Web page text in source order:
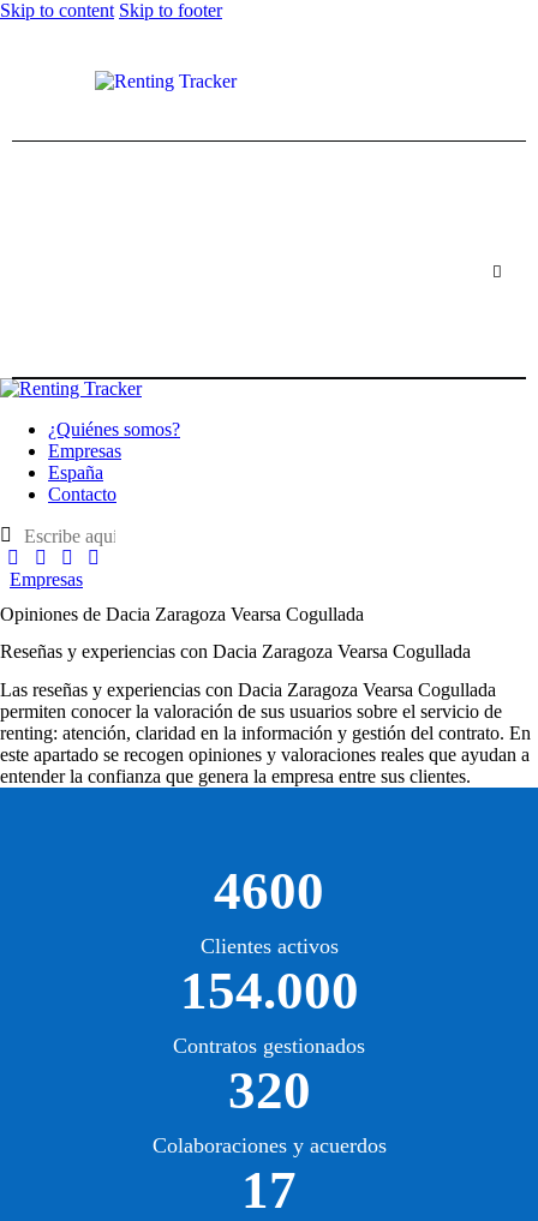
Skip to content Skip to footer
¿Quiénes somos?
Empresas
España
Contacto
Empresas
Opiniones de Dacia Zaragoza Vearsa Cogullada
Reseñas y experiencias con Dacia Zaragoza Vearsa Cogullada
Las reseñas y experiencias con Dacia Zaragoza Vearsa Cogullada
permiten conocer la valoración de sus usuarios sobre el servicio de
renting: atención, claridad en la información y gestión del contrato. En
este apartado se recogen opiniones y valoraciones reales que ayudan a
entender la confianza que genera la empresa entre sus clientes.
4600
Clientes activos
154.000
Contratos gestionados
320
Colaboraciones y acuerdos
17